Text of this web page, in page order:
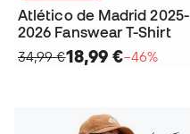
Atlético de Madrid 2025-
2026 Fanswear T-Shirt
34,99 €18,99 €−46%